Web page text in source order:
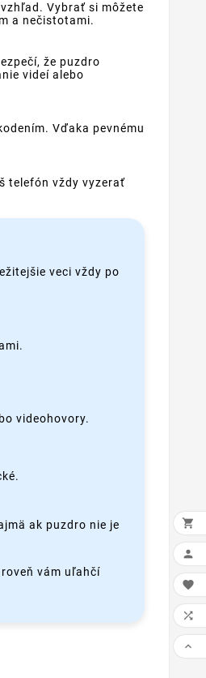
Vybrať si môžete
a nečistotami.
že puzdro
videí alebo
Vďaka pevnému
telefón vždy vyzerať
veci vždy po
videohovory.
ak puzdro nie je
vám uľahčí




